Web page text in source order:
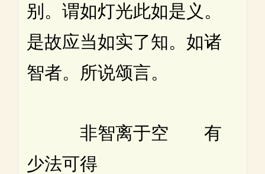
别。谓如灯光此如是义。
是故应当如实了知。如诸
智者。所说颂言。
非智离于空 有
少法可得